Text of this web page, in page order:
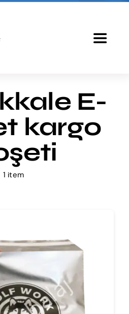
Toggle
E-
kargo
1 item